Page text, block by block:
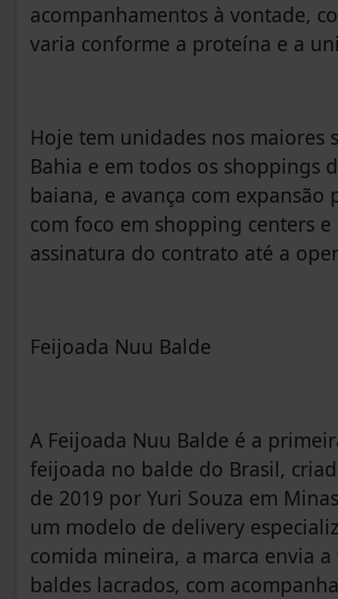
acompanhamentos à vontade,
varia conforme a proteína e a
Hoje tem unidades nos maiores
Bahia e em todos os shoppings
baiana, e avança com expansão
com foco em shopping centers
assinatura do contrato até a
Feijoada Nuu Balde
A Feijoada Nuu Balde é a
feijoada no balde do Brasil,
de 2019 por Yuri Souza em
um modelo de delivery
comida mineira, a marca envia
baldes lacrados, com